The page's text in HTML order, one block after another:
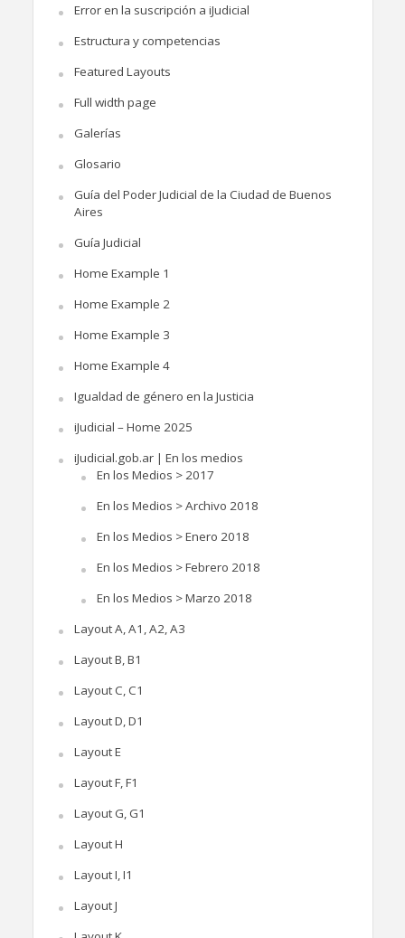
Error en la suscripción a iJudicial
Estructura y competencias
Featured Layouts
Full width page
Galerías
Glosario
Guía del Poder Judicial de la Ciudad de Buenos
Aires
Guía Judicial
Home Example 1
Home Example 2
Home Example 3
Home Example 4
Igualdad de género en la Justicia
iJudicial – Home 2025
iJudicial.gob.ar | En los medios
En los Medios > 2017
En los Medios > Archivo 2018
En los Medios > Enero 2018
En los Medios > Febrero 2018
En los Medios > Marzo 2018
Layout A, A1, A2, A3
Layout B, B1
Layout C, C1
Layout D, D1
Layout E
Layout F, F1
Layout G, G1
Layout H
Layout I, I1
Layout J